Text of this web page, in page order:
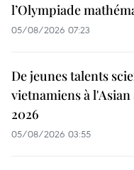
l’Olympiade
05/08/2026 07:23
De jeunes talents
vietnamiens à l'Asian
2026
05/08/2026 03:55